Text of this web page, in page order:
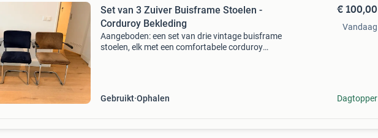
Set van 3 Zuiver Buisframe Stoelen -
Corduroy Bekleding
Aangeboden: een set van drie vintage buisframe
stoelen, elk met een comfortabele corduroy
Gebruikt Ophalen
€ 100,00
Vandaag
Dagtopper